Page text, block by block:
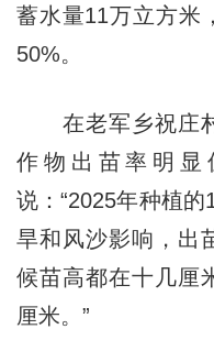
蓄水量11万立方米
50%。
在老军乡祝庄村
作物出苗率明显
说：“2025年种植
旱和风沙影响，出
候苗高都在十几厘
厘米。”